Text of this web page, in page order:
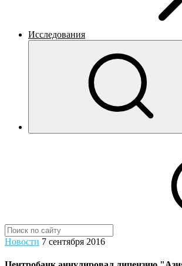
Исследования
Новости 7 сентября 2016